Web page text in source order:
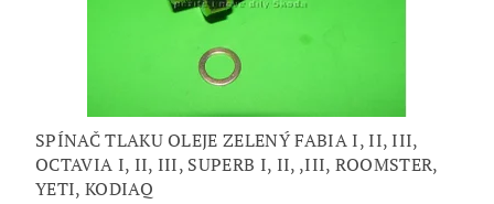
SPÍNAČ TLAKU OLEJE ZELENÝ FABIA I, II, III,
OCTAVIA I, II, III, SUPERB I, II, ,III, ROOMSTER,
YETI, KODIAQ